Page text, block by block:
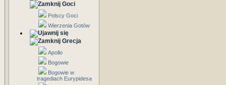
Goci
Polscy Goci
Wierzenia Gotów
Grecja
Apollo
Bogowie
Bogowie w
tragediach Eurypidesa